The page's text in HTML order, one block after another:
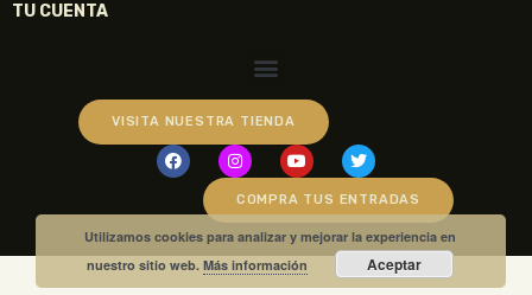
TU CUENTA
VISITA NUESTRA TIENDA
COMPRA TUS ENTRADAS
Utilizamos cookies para analizar y mejorar la experiencia en
nuestro sitio web.Más información Aceptar